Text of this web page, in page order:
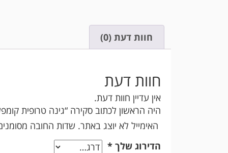
חוות דעת (0)
חוות דעת
אין עדיין חוות דעת.
היה הראשון לכתוב סקירה “גינה טרופית
האימייל לא יוצג באתר. שדות החובה
הדירוג שלך *